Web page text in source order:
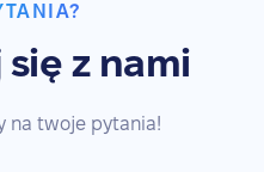
z nami
na twoje pytania!